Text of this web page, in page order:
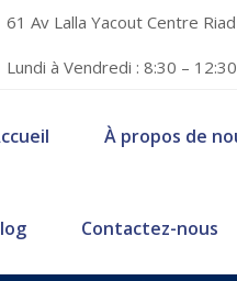
61 Av Lalla Yacout Centre
Lundi à Vendredi : 8:30 –
À propos de
Contactez-nous